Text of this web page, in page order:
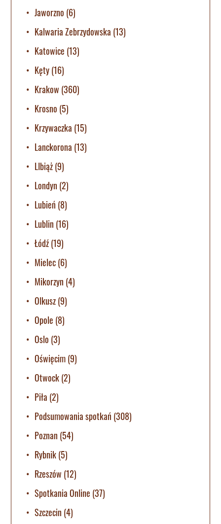
Jaworzno (6)
Kalwaria Zebrzydowska (13)
Katowice (13)
Kęty(16)
Krakow (360)
Krosno (5)
Krzywaczka (15)
Lanckorona (13)
LIbiąż(9)
Londyn (2)
Lubień (8)
Lublin (16)
Łódź(19)
Mielec(6)
Mikorzyn (4)
Olkusz(9)
Opole (8)
Oslo (3)
Oświęcim(9)
Otwock(2)
Piła (2)
Podsumowania spotkań (308)
Poznan (54)
Rybnik(5)
Rzeszów (12)
Spotkania Online (37)
Szczecin (4)